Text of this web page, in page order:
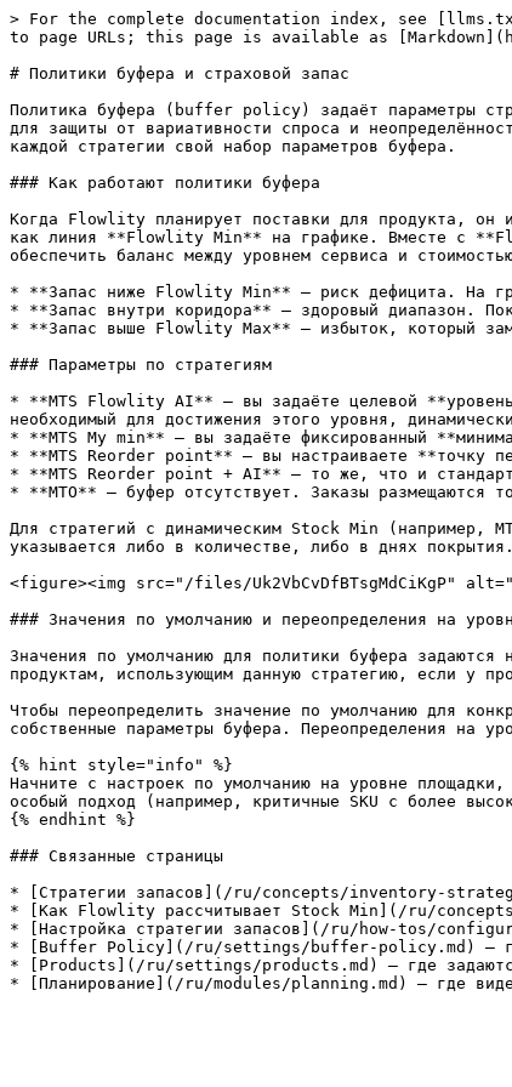
> For the complete documentation index, see
to page URLs; this page is available as
# Политики буфера и страховой запас
Политика буфера (buffer policy) задаёт параметры
для защиты от вариативности спроса и
каждой стратегии свой набор параметров буфера.
### Как работают политики буфера
Когда Flowlity планирует поставки для продукта, он
как линия **Flowlity Min** на графике. Вместе с
обеспечить баланс между уровнем сервиса и
* **Запас ниже Flowlity Min** — риск дефицита. На
* **Запас внутри коридора** — здоровый диапазон.
* **Запас выше Flowlity Max** — избыток, который
### Параметры по стратегиям
* **MTS Flowlity AI** — вы задаёте целевой **уровень
необходимый для достижения этого уровня,
* **MTS My min** — вы задаёте фиксированный
* **MTS Reorder point** — вы настраиваете **точку
* **MTS Reorder point + AI** — то же, что и
* **MTO** — буфер отсутствует. Заказы размещаются
Для стратегий с динамическим Stock Min
указывается либо в количестве, либо в днях
<figure><img src="/files/Uk2VbCvDfBTsgMdCiKgP"
### Значения по умолчанию и переопределения на
Значения по умолчанию для политики буфера
продуктам, использующим данную стратегию, если у
Чтобы переопределить значение по умолчанию для
собственные параметры буфера. Переопределения на
{% hint style="info" %}
Начните с настроек по умолчанию на уровне
особый подход (например, критичные SKU с более
{% endhint %}
### Связанные страницы
* [Стратегии запасов](/ru/concepts/inventory-
* [Как Flowlity рассчитывает Stock Min](/ru/
* [Настройка стратегии запасов](/ru/how-tos/
* [Buffer Policy](/ru/settings/buffer-policy.md) — где
* [Products](/ru/settings/products.md) — где задаются